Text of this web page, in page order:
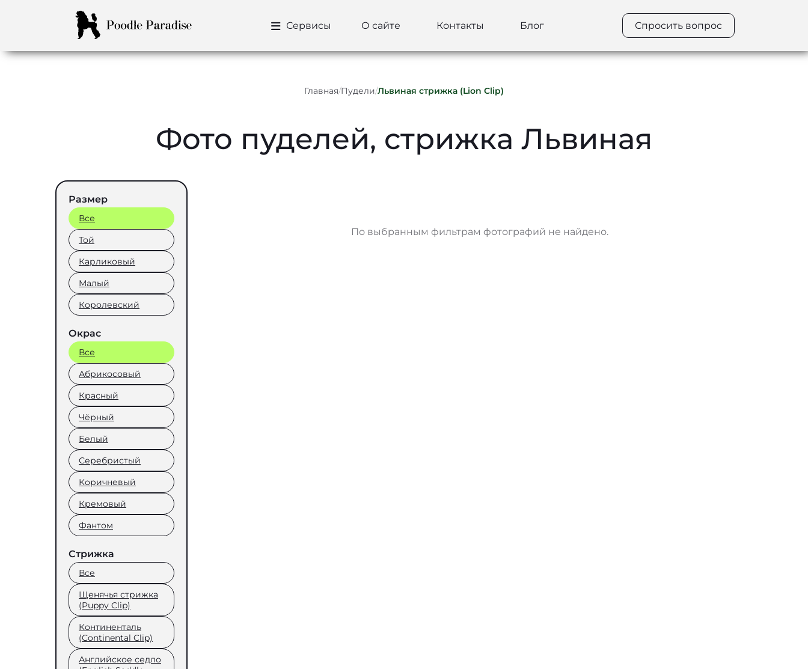
Сервисы О сайте Контакты Блог Спросить вопрос
Главная/Пудели/Львиная стрижка (Lion Clip)
Фото пуделей, стрижка Львиная
Размер
Все
Той
Карликовый
Малый
Королевский
Окрас
Все
Абрикосовый
Красный
Чёрный
Белый
Серебристый
Коричневый
Кремовый
Фантом
Стрижка
Все
Щенячья стрижка
(Puppy Clip)
Континенталь
(Continental Clip)
Английское седло
По выбранным фильтрам фотографий не найдено.